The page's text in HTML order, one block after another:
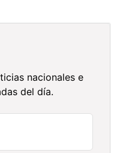
nacionales e
del día.